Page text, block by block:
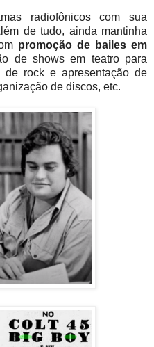
radiofônicos com sua
de tudo, ainda mantinha
promoção de bailes em
de shows em teatro para
de rock e apresentação de
de discos, etc.